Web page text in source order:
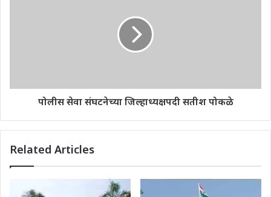
पोलीस सेवा संघटनेच्या जिल्हाध्यक्षपदी सतीश पोकळे
Related Articles